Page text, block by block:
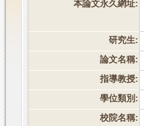
本論文永久網址:
研究生:
論文名稱:
指導教授:
學位類別:
校院名稱: